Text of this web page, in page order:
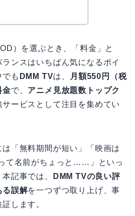
）を選ぶとき、「料金」と
ランスはいちばん気になるポイ
も DMM TVは、
月額550円（税
金で、 アニメ見放題数トップク
サービスとして注目を集めてい
「無料期間が短い」「映画は
て名前がちょっと……」といっ
記事では、
DMM TVの良い評
る誤解を一つずつ取り上げ、事
します。